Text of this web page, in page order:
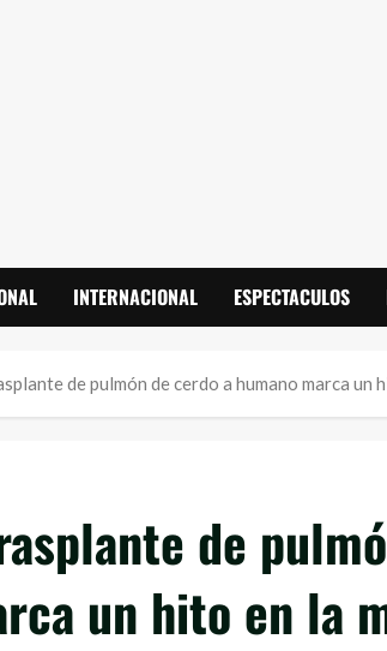
INTERNACIONAL ESPECTACULOS
de pulmón de cerdo a humano marca un
de
un hito en la